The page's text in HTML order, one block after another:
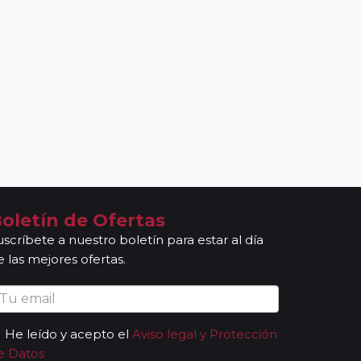
de Ofertas
a nuestro boletín para estar al día
las mejores ofertas.
He leído y acepto el Aviso legal y Protección
Datos